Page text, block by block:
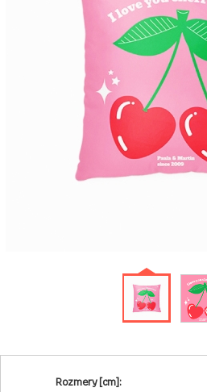
Rozmery [cm]: